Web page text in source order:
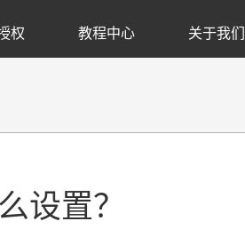
权 教程中心 关于我们
设置？